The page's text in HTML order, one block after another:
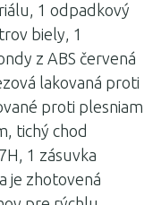
1 odpadkový
biely, 1
z ABS červená
lakovaná proti
proti plesniam
tichý chod
1 zásuvka
je zhotovená